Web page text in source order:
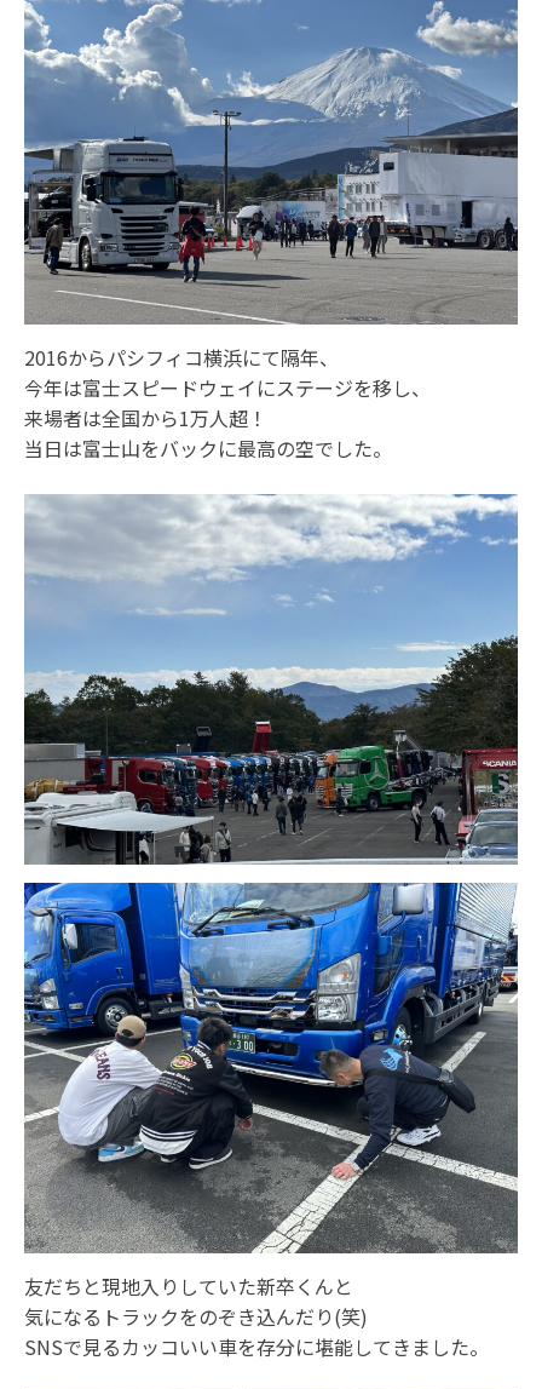
2016からパシフィコ横浜にて隔年、
今年は富士スピードウェイにステージを移し、
来場者は全国から1万人超！
当日は富士山をバックに最高の空でした。
友だちと現地入りしていた新卒くんと
気になるトラックをのぞき込んだり(笑)
SNSで見るカッコいい車を存分に堪能してきました。